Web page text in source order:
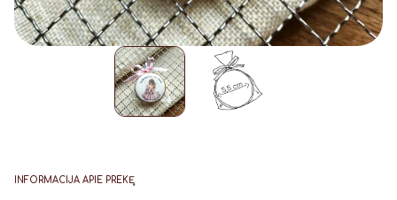
INFORMACIJA APIE PREKĘ